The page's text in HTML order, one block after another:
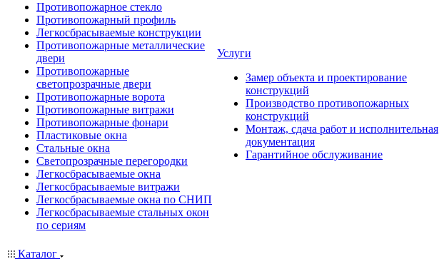
Противопожарное стекло
Противопожарный профиль
Легкосбрасываемые конструкции
Противопожарные металлические
двери
Противопожарные
светопрозрачные двери
Противопожарные ворота
Противопожарные витражи
Противопожарные фонари
Пластиковые окна
Стальные окна
Светопрозрачные перегородки
Легкосбрасываемые окна
Легкосбрасываемые витражи
Легкосбрасываемые окна по СНИП
Легкосбрасываемые стальных окон
по сериям
Услуги
Замер объекта и проектирование
конструкций
Производство противопожарных
конструкций
Монтаж, сдача работ и исполнительная
документация
Гарантийное обслуживание
Каталог